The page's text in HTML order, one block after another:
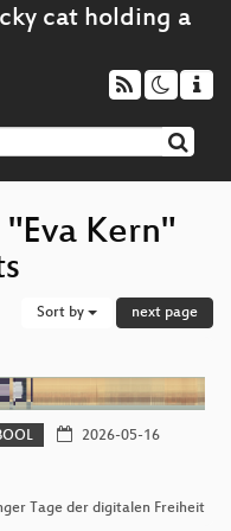
Kern"
Sort by next page
2026-05-16
Tage der digitalen Freiheit